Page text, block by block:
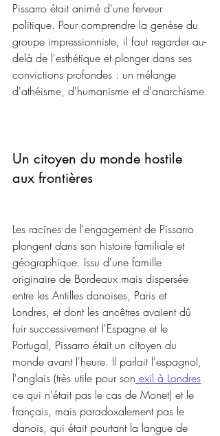
Pissarro était animé d'une ferveur
politique. Pour comprendre la genèse du
groupe impressionniste, il faut regarder au-
delà de l'esthétique et plonger dans ses
convictions profondes : un mélange
d'athéisme, d'humanisme et d'anarchisme.
Un citoyen du monde hostile
aux frontières
Les racines de l'engagement de Pissarro
plongent dans son histoire familiale et
géographique. Issu d'une famille
originaire de Bordeaux mais dispersée
entre les Antilles danoises, Paris et
Londres, et dont les ancêtres avaient dû
fuir successivement l'Espagne et le
Portugal, Pissarro était un citoyen du
monde avant l'heure. Il parlait l'espagnol,
l'anglais (très utile pour son exil à Londres
ce qui n'était pas le cas de Monet) et le
français, mais paradoxalement pas le
danois, qui était pourtant la langue de